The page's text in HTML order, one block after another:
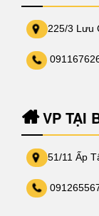
225/3 Lưu
VP TẠI
51/11 Ấp